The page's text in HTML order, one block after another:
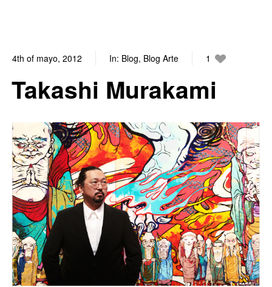
4th of mayo, 2012 In: Blog, Blog Arte
1
Takashi Murakami